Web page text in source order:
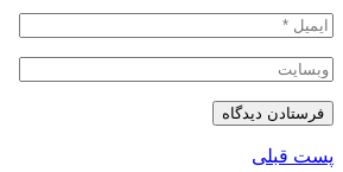
پست قبلی